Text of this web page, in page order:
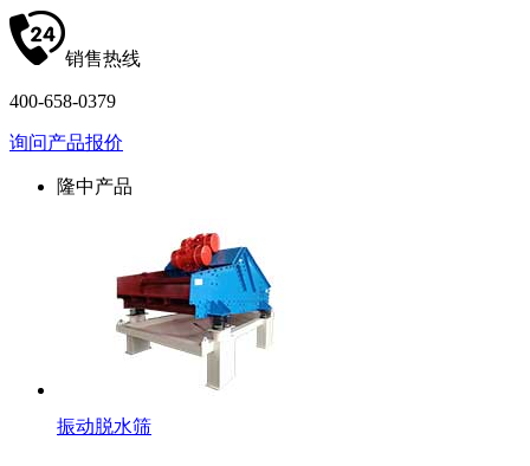
销售热线
400-658-0379
询问产品报价
隆中产品
振动脱水筛